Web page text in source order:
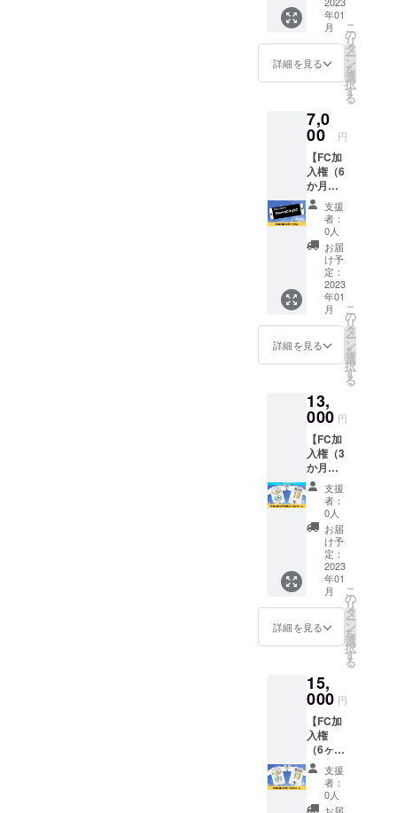
す。 ※
詳細は
メール
にてお
知らせ
に３ヶ
月お試
しで加
入でき
る権利
とタオ
届けし
ます。
※2023
年1月か
ら3ヶ月
となり
ます。
※詳細は
メール
にてお
知らせ
いたし
ます。
■製品に
ついて■
素材 綿
100%
00㎜ カ
ラー
白
年01
月
詳細を見る
こ
の
リ
タ
ー
ン
を
選
択
す
る
7,0
00 円
【FC加
入権（6
か月）
＋タオ
ル】
Osaka
CitySC
ファン
クラブ
に6ヶ月
加入で
きる権
利とタ
オルを
お届け
しま
※2023
年1月か
ら6ヶ月
となり
ます。
※詳細は
メール
にてお
知らせ
いたし
ます。
■製品に
ついて■
素材 綿
100%
サイ
ズ
白
支援
者：
0人
お届
け予
定：
2023
年01
月
詳細を見る
こ
の
リ
タ
ー
ン
を
選
択
す
る
13,
000 円
【FC加
入権（3
か月お
試し）
＋ユニ
フォー
ム】
Osaka
CitySC
ファン
クラブ
に3ヶ月
お試し
で加入
できる
権利と
クラブ
ユニ
フォー
ムをお
届けし
ます。
※2023
年1月か
ら3ヶ月
となり
支援
者：
0人
お届
け予
定：
2023
年01
月
詳細を見る
こ
の
リ
タ
ー
ン
を
選
択
す
る
15,
000 円
【FC加
入権
（6ヶ
月）＋
ユニ
フォー
ム】
支援
者：
0人